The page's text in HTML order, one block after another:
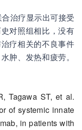
治疗显示出可接受
对照组相比，没有
疗相关的不良事件
肿、发热和疲劳。
Tagawa ST, et al.
of systemic innate
in patients with